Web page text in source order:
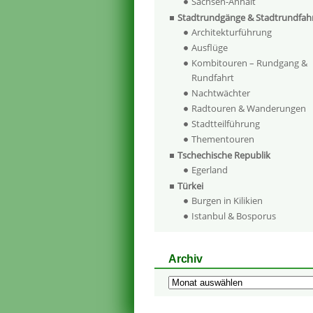
Stadtrundgänge &
Architekturführung
Ausflüge
Kombitouren – Rundgang &
Rundfahrt
Nachtwächter
Radtouren & Wanderungen
Stadtteilführung
Thementouren
Tschechische Republik
Egerland
Türkei
Burgen in Kilikien
Istanbul & Bosporus
Archiv
Archiv